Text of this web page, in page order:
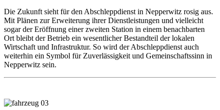
Die Zukunft sieht für den Abschleppdienst in Nepperwitz rosig aus.
Mit Plänen zur Erweiterung ihrer Dienstleistungen und vielleicht
sogar der Eröffnung einer zweiten Station in einem benachbarten
Ort bleibt der Betrieb ein wesentlicher Bestandteil der lokalen
Wirtschaft und Infrastruktur. So wird der Abschleppdienst auch
weiterhin ein Symbol für Zuverlässigkeit und Gemeinschaftssinn in
Nepperwitz sein.